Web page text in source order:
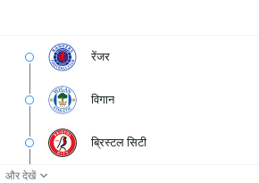
रेंजर
विगान
ब्रिस्टल सिटी
और देखें